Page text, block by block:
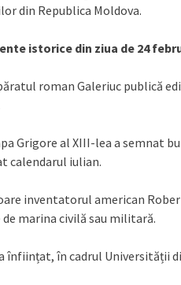
din Republica Moldova.
istorice din ziua de 24
roman Galeriuc publică
Grigore al XIII-lea a semnat
calendarul iulian.
inventatorul american
marina civilă sau militară.
înființat, în cadrul Universității